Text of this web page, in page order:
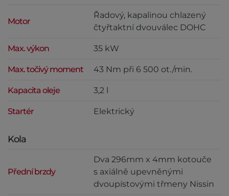
Motor
Řadový, kapalinou chlazený
čtyřtaktní dvouválec DOHC
Max. výkon 35 kW
Max. točivý moment 43 Nm při 6 500 ot./min.
Kapacita oleje 3,2 l
Startér Elektrický
Kola
Přední brzdy
Dva 296mm x 4mm kotouče
s axiálně upevněnými
dvoupístovými třmeny Nissin